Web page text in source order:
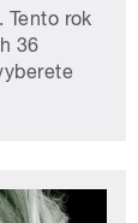
Tento rok
36